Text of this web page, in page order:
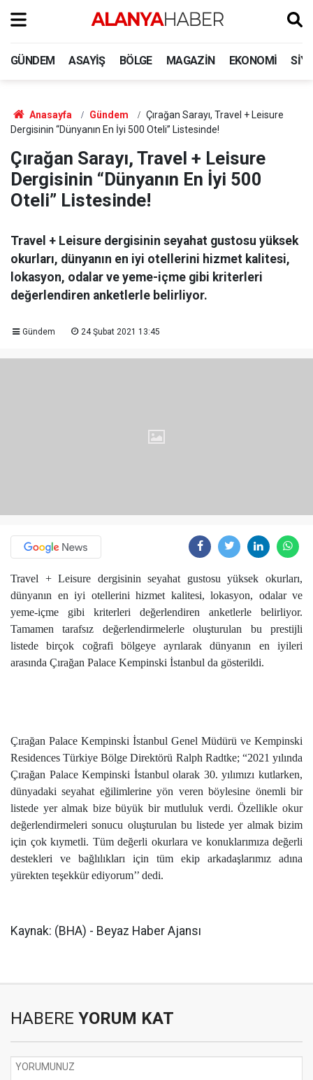
GÜNDEM ASAYIŞ BÖLGE MAGAZIN EKONOMI
Anasayfa Gündem
Çırağan Sarayı, Travel + Leisure
Dergisinin “Dünyanın En İyi 500 Oteli” Listesinde!
Çırağan Sarayı, Travel + Leisure
Dergisinin “Dünyanın En İyi 500
Oteli” Listesinde!
Travel + Leisure dergisinin seyahat gustosu yüksek
okurları, dünyanın en iyi otellerini hizmet kalitesi,
lokasyon, odalar ve yeme-içme gibi kriterleri
değerlendiren anketlerle belirliyor.
Gündem 24 Şubat 2021 13:45
Travel + Leisure dergisinin seyahat gustosu yüksek okurları,
dünyanın en iyi otellerini hizmet kalitesi, lokasyon, odalar ve
yeme-içme gibi kriterleri değerlendiren anketlerle belirliyor.
Tamamen tarafsız değerlendirmelerle oluşturulan bu prestijli
listede birçok coğrafi bölgeye ayrılarak dünyanın en iyileri
arasında Çırağan Palace Kempinski İstanbul da gösterildi.
Çırağan Palace Kempinski İstanbul Genel Müdürü ve Kempinski
Residences Türkiye Bölge Direktörü Ralph Radtke; “2021 yılında
Çırağan Palace Kempinski İstanbul olarak 30. yılımızı kutlarken,
dünyadaki seyahat eğilimlerine yön veren böylesine önemli bir
listede yer almak bize büyük bir mutluluk verdi. Özellikle okur
değerlendirmeleri sonucu oluşturulan bu listede yer almak bizim
için çok kıymetli. Tüm değerli okurlara ve konuklarımıza değerli
destekleri ve bağlılıkları için tüm ekip arkadaşlarımız adına
yürekten teşekkür ediyorum’’ dedi.
Kaynak: (BHA) - Beyaz Haber Ajansı
HABERE YORUM KAT